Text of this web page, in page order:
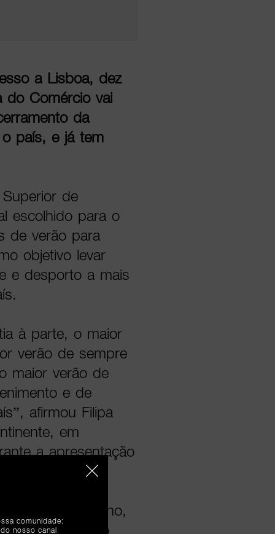
a Lisboa, dez
do Comércio vai
da
país, e já tem
de
escolhido para o
de verão para
objetivo levar
e desporto a mais
à parte, o maior
verão de sempre
maior verão de
e de
afirmou Filipa
em
a apresentação
11 e 12 de julho,
Continente, no
comunidade:
nosso canal